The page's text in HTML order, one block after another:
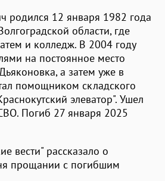
родился 12 января 1982 года
области, где
и колледж. В 2004 году
на постоянное место
а затем уже в
помощником складского
элеватор". Ушел
Погиб 27 января 2025
вести" рассказало о
прощании с погибшим